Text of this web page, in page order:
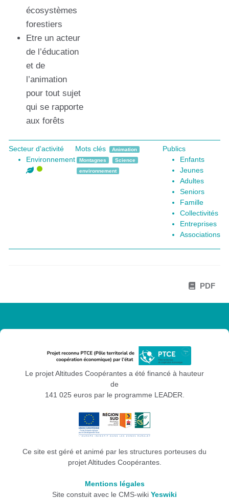
écosystèmes
forestiers
Etre un acteur
de l’éducation
et de
l’animation
pour tout sujet
qui se rapporte
aux forêts
Secteur d'activité
Environnement
Mots clés
Animation
Montagnes
Science
environnement
Publics
Enfants
Jeunes
Adultes
Seniors
Famille
Collectivités
Entreprises
Associations
PDF
Le projet Altitudes Coopérantes a été financé à hauteur
de
141 025 euros par le programme LEADER.
Ce site est géré et animé par les structures porteuses du
projet Altitudes Coopérantes.
Mentions légales
Site constuit avec le CMS-wiki Yeswiki